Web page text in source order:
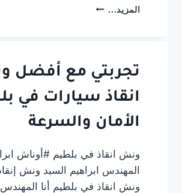
المزيد... ونش
ابراهيم
السيد
تجربتي مع أفضل
انقاذ سيارات في
الأمان والسرعة
ونش انقاذ في بلطيم #أوناش
المهندس ابراهيم السيد ونش
ونش انقاذ في بلطيم أنا المهندس